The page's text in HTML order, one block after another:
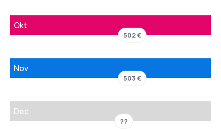
Okt
502 €
Nov
503 €
Dec
??